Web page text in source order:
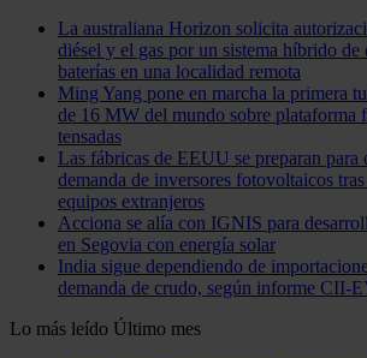
La australiana Horizon solicita
diésel y el gas por un sistema híbrido de
baterías en una localidad remota
Ming Yang pone en marcha la primera
de 16 MW del mundo sobre plataforma
tensadas
Las fábricas de EEUU se preparan para
demanda de inversores fotovoltaicos
equipos extranjeros
Acciona se alía con IGNIS para
en Segovia con energía solar
India sigue dependiendo de
demanda de crudo, según informe CII-
Lo más leído Último mes